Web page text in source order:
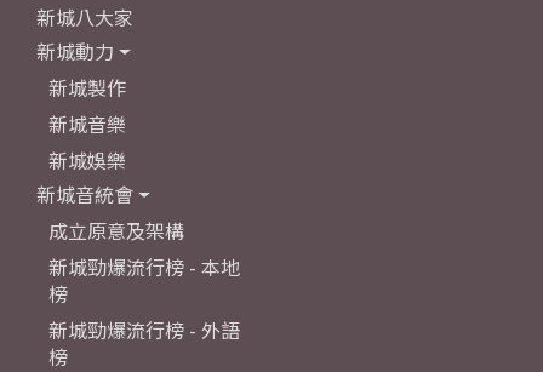
新城八大家
新城動力
新城製作
新城音樂
新城娛樂
新城音統會
成立原意及架構
新城勁爆流行榜 - 本地
榜
新城勁爆流行榜 - 外語
榜